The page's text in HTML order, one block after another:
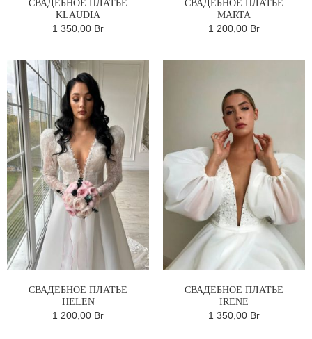
СВАДЕБНОЕ ПЛАТЬЕ
KLAUDIA
1 350,00 Br
СВАДЕБНОЕ ПЛАТЬЕ
MARTA
1 200,00 Br
СВАДЕБНОЕ ПЛАТЬЕ
HELEN
1 200,00 Br
СВАДЕБНОЕ ПЛАТЬЕ
IRENE
1 350,00 Br